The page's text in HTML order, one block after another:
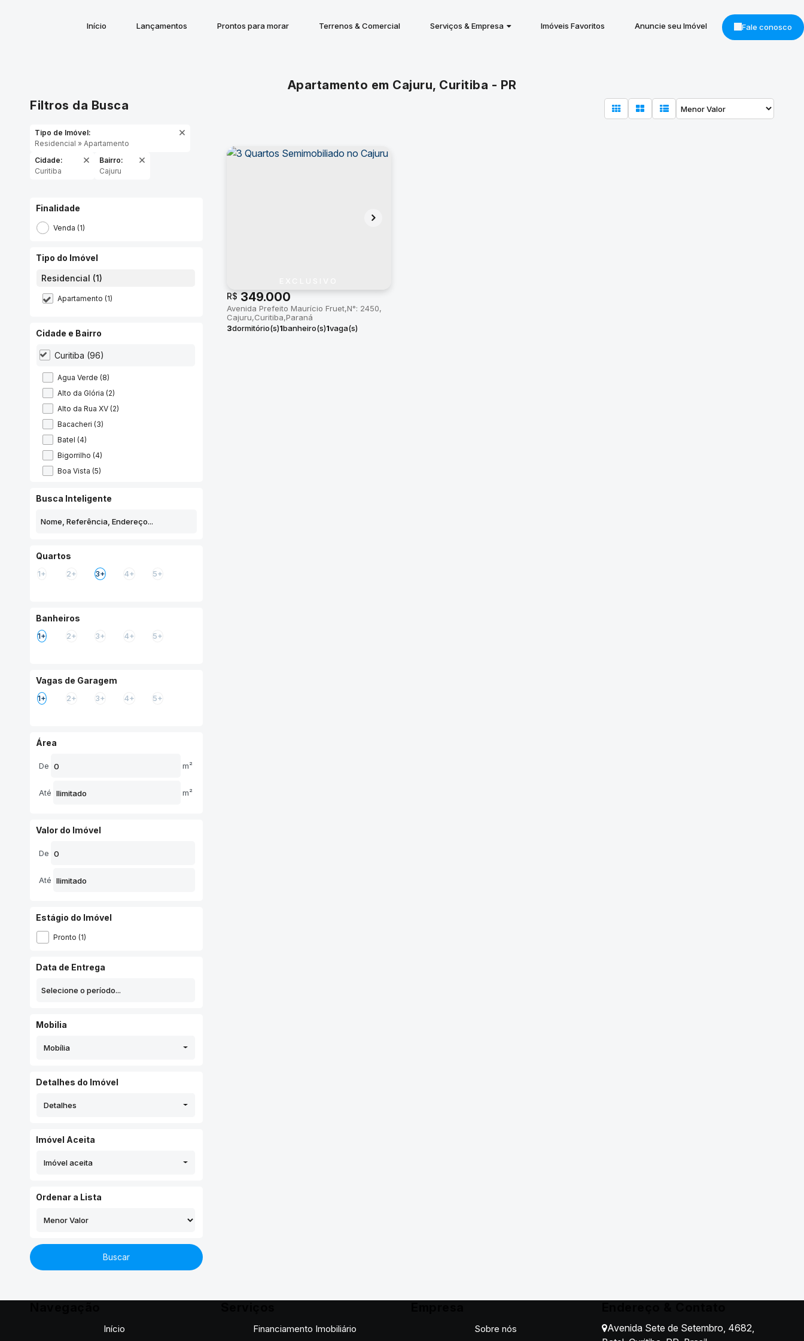
Anuncie seu Imóvel
Imóveis Favoritos
Serviços & Empresa
Terrenos & Comercial
Prontos para morar
Lançamentos
Início Fale conosco
Apartamento em Cajuru, Curitiba - PR
Filtros da Busca
Tipo de Imóvel:
Residencial » Apartamento
Cidade:
Curitiba
Bairro:
Cajuru
Finalidade
Venda (1)
Tipo do Imóvel
Residencial (1)
Apartamento (1)
Cidade e Bairro
Curitiba (96)
Água Verde (8)
Alto da Glória (2)
Alto da Rua XV (2)
Bacacheri (3)
Batel (4)
Bigorrilho (4)
Boa Vista (5)
Cajuru (1)
Campo Comprido (3)
Cidade Industrial (3)
Juvevê (4)
Novo Mundo (3)
Orleans (1)
Rebouças (1)
Santa Felicidade (1)
Santo Inácio (1)
Seminário (1)
Busca Inteligente
Quartos
1+ 2+ 3+ 4+ 5+
Banheiros
1+ 2+ 3+ 4+ 5+
Vagas de Garagem
1+ 2+ 3+ 4+ 5+
Área
De m²
Até m²
Valor do Imóvel
De
Até
Estágio do Imóvel
Pronto (1)
Data de Entrega
Mobilia
Mobília
Detalhes do Imóvel
Detalhes
Imóvel Aceita
Imóvel aceita
Ordenar a Lista
Buscar
R$ 349.000
Avenida Prefeito Maurício Fruet N°: 2450
Cajuru Curitiba Paraná
3dormitório(s)1banheiro(s)1vaga(s)
Início
Financiamento Imobiliário
Sobre nós
Avenida Sete de Setembro, 4682,